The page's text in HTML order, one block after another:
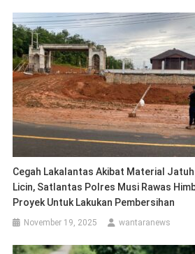
Cegah Lakalantas Akibat Material
Licin, Satlantas Polres Musi Rawas
Proyek Untuk Lakukan Pembersihan
November 19, 2025 wantaranews